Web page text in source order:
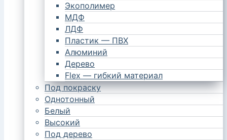
Экополимер
МДФ
ЛДФ
Пластик — ПВХ
Алюминий
Дерево
Flex — гибкий материал
Под покраску
Однотонный
Белый
Высокий
Под дерево